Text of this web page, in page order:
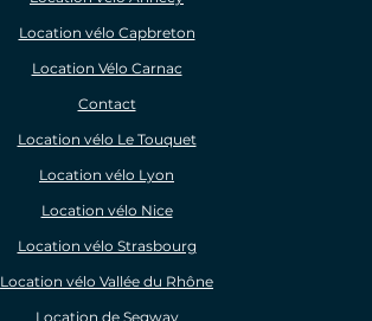
Location vélo Capbreton
Location Vélo Carnac
Contact
Location vélo Le Touquet
Location vélo Lyon
Location vélo Nice
Location vélo Strasbourg
Location vélo Vallée du Rhône
Location de Segway